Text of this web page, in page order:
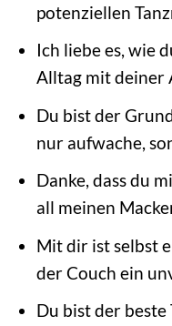
potenziellen
Ich liebe es, wie
Alltag mit deiner
Du bist der
nur aufwache,
Danke, dass du
all meinen
Mit dir ist selbst
der Couch ein
Du bist der beste